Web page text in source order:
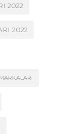
2022
2022